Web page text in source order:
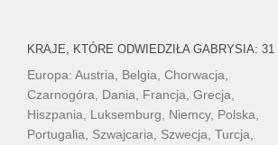
KRAJE, KTÓRE ODWIEDZIŁA GABRYSIA: 31
Europa: Austria, Belgia, Chorwacja,
Czarnogóra, Dania, Francja, Grecja,
Hiszpania, Luksemburg, Niemcy, Polska,
Portugalia, Szwajcaria, Szwecja, Turcja,